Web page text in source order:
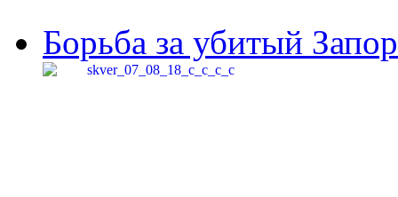
Борьба за убитый